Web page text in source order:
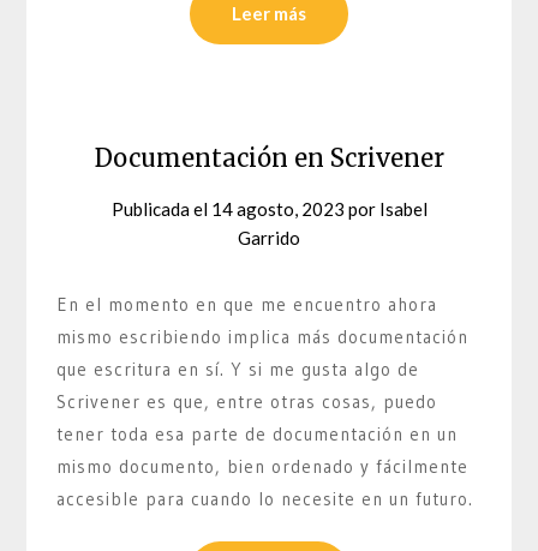
Leer más
Documentación en Scrivener
Publicada el 14 agosto, 2023 por Isabel
Garrido
En el momento en que me encuentro ahora
mismo escribiendo implica más documentación
que escritura en sí. Y si me gusta algo de
Scrivener es que, entre otras cosas, puedo
tener toda esa parte de documentación en un
mismo documento, bien ordenado y fácilmente
accesible para cuando lo necesite en un futuro.